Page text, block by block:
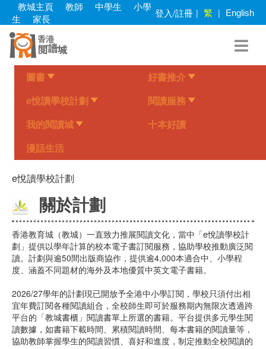
main
content
教城主頁 教師 中學生
小學
生
家長 登入/註冊 | 繁 | English
圖書 好書推介
e悅讀學校計劃 閱讀服務
我的閱讀城 十本好讀
漫話生活
e悅讀學校計劃
關於計劃
香港教育城（教城）一直致力推展閱讀文化，當中「e悅讀學校計
劃」提供以學年計算的校本電子書訂閱服務，協助學校推動廣泛閱
讀。計劃與逾50間出版商協作，提供逾4,000本適合中、小學程
度、涵蓋不同題材的海外及本地優質中英文電子書籍。
2026/27學年的計劃現已開放予全港中小學訂閱，學校只須付出相
宜年費訂閱各種閱讀組合，全校師生即可於服務期內無限次透過跨
平台的「教城書櫃」閱讀書單上所選的書籍。平台提供多元學生閱
讀數據，如書籍下載時間、累積閱讀時間、每本書籍的閱讀量等，
協助教師掌握學生的閱讀習慣、喜好和進度，制定推動全校閱讀的